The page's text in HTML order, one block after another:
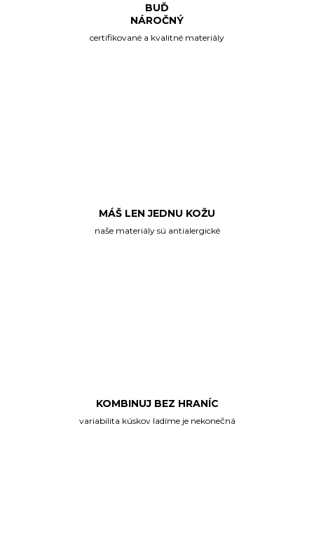
BUĎ
NÁROČNÝ
certifikované a kvalitné materiály
MÁŠ LEN JEDNU KOŽU
naše materiály sú antialergické
KOMBINUJ BEZ HRANÍC
variabilita kúskov ladíme je nekonečná